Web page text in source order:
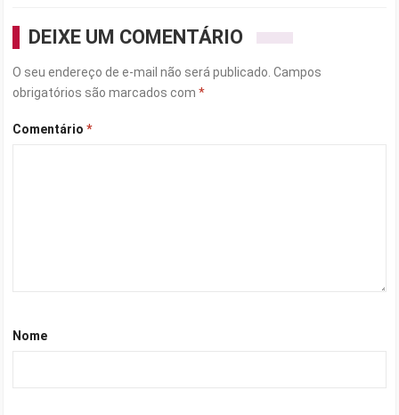
DEIXE UM COMENTÁRIO
O seu endereço de e-mail não será publicado. Campos
obrigatórios são marcados com*
Comentário*
Nome